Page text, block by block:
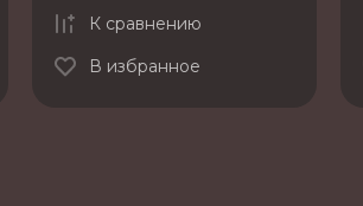
К сравнению
В избранное